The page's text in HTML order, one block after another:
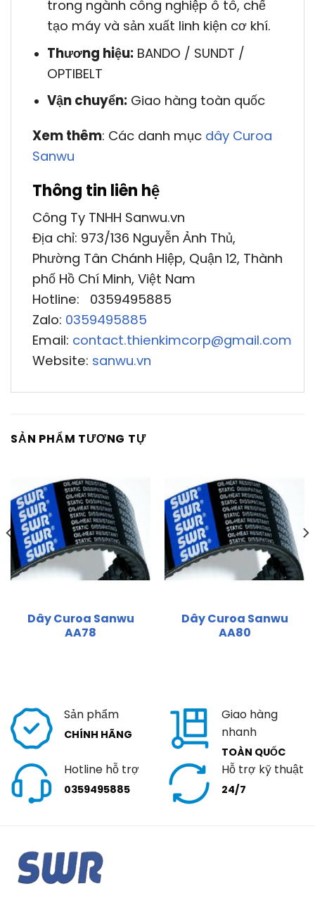
trong ngành công nghiệp ô tô, chế
tạo máy và sản xuất linh kiện cơ khí.
Thương hiệu:BANDO / SUNDT /
OPTIBELT
Vận chuyển:Giao hàng toàn quốc
Xem thêm: Các danh mục dây Curoa
Sanwu
Thông tin liên hệ
Công Ty TNHH Sanwu.vn
Địa chỉ: 973/136 Nguyễn Ảnh Thủ,
Phường Tân Chánh Hiệp, Quận 12, Thành
phố Hồ Chí Minh, Việt Nam
Hotline: 0359495885
Zalo: 0359495885
Email: contact.thienkimcorp@gmail.com
Website: sanwu.vn
SẢN PHẨM TƯƠNG TỰ
Dây Curoa Sanwu
AA78
Dây Curoa Sanwu
AA80
Sản phẩm
CHÍNH HÃNG
Giao hàng
nhanh
TOÀN QUỐC
Hotline hỗ trợ
0359495885
Hỗ trợ kỹ thuật
24/7